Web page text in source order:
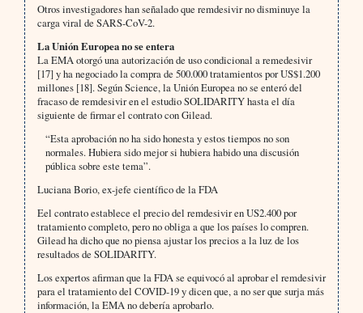
Otros investigadores han señalado que remdesivir no disminuye la
carga viral de SARS-CoV-2.
La Unión Europea no se entera
La EMA otorgó una autorización de uso condicional a remedesivir
[17] y ha negociado la compra de 500.000 tratamientos por US$1.200
millones [18]. Según Science, la Unión Europea no se enteró del
fracaso de remdesivir en el estudio SOLIDARITY hasta el día
siguiente de firmar el contrato con Gilead.
“Esta aprobación no ha sido honesta y estos tiempos no son
normales. Hubiera sido mejor si hubiera habido una discusión
pública sobre este tema”.
Luciana Borio, ex-jefe científico de la FDA
Eel contrato establece el precio del remdesivir en US2.400 por
tratamiento completo, pero no obliga a que los países lo compren.
Gilead ha dicho que no piensa ajustar los precios a la luz de los
resultados de SOLIDARITY.
Los expertos afirman que la FDA se equivocó al aprobar el remdesivir
para el tratamiento del COVID-19 y dicen que, a no ser que surja más
información, la EMA no debería aprobarlo.